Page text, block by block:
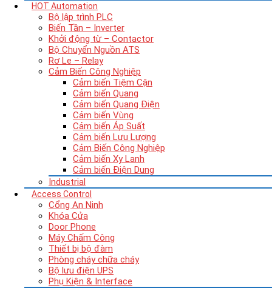
HOT Automation
Bộ lập trình PLC
Biến Tần – Inverter
Khởi động từ – Contactor
Bộ Chuyển Nguồn ATS
Rơ Le – Relay
Cảm Biến Công Nghiệp
Cảm biến Tiệm Cận
Cảm biến Quang
Cảm biến Quang Điện
Cảm biến Vùng
Cảm biến Áp Suất
Cảm biến Lưu Lượng
Cảm Biến Công Nghiệp
Cảm biến Xy Lanh
Cảm biến Điện Dung
Industrial
Access Control
Cổng An Ninh
Khóa Cửa
Door Phone
Máy Chấm Công
Thiết bị bộ đàm
Phòng cháy chữa cháy
Bộ lưu điện UPS
Phụ Kiện & Interface